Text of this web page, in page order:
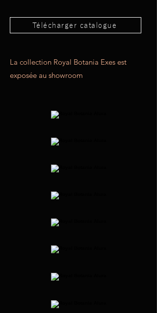
Télécharger catalogue
La collection Royal Botania Exes est
exposée au showroom